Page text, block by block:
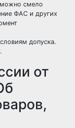
можно смело
ФАС и других
допуска.
от